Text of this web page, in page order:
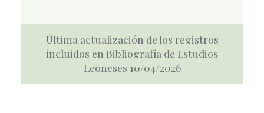
Última actualización de los registros
incluidos en Bibliografía de Estudios
Leoneses 10/04/2026